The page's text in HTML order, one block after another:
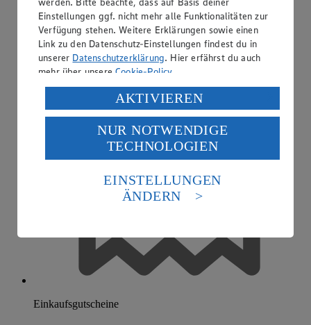
Einkaufsgutscheine
Einstellungen ggf. nicht mehr alle Funktionalitäten zur
Verfügung stehen. Weitere Erklärungen sowie einen
Link zu den Datenschutz-Einstellungen findest du in
unserer Datenschutzerklärung. Hier erfährst du auch
mehr über unsereCookie-Policy.
Verarbeitung deiner personenbezogenen Daten in den
USA durch Facebook und YouTube:
Wenn du auf „Aktivieren“ klickst, willigst du im Sinne
des Art. 49 Abs. 1 Satz 1 lit. a) DSGVO ein, dass deine
Daten in den USA verarbeitet werden. Der EuGH sieht
die USA als Land mit einem nach europäischen
Standards nicht angemessenen Datenschutzniveau an.
Es besteht das Risiko eines Zugriffs durch US-
Informationen zum Herausgeber der Seite findest du
Impressum
AKTIVIEREN
NUR NOTWENDIGE
TECHNOLOGIEN
EINSTELLUNGEN
ÄNDERN